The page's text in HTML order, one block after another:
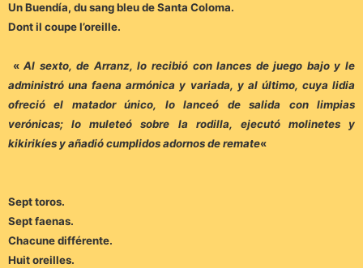
Un Buendía, du sang bleu de Santa Coloma.
Dont il coupe l’oreille.
«Al sexto, de Arranz, lo recibió con lances de juego bajo y le
administró una faena armónica y variada, y al último, cuya lidia
ofreció el matador único, lo lanceó de salida con limpias
verónicas; lo muleteó sobre la rodilla, ejecutó molinetes y
kikirikíes y añadió cumplidos adornos de remate«
Sept toros.
Sept faenas.
Chacune différente.
Huit oreilles.